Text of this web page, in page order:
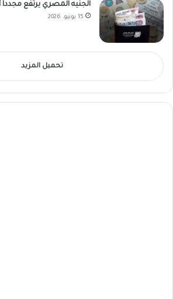
الجنيه المصري يرتفع مجدداً
15 يونيو، 2026
تحميل المزيد